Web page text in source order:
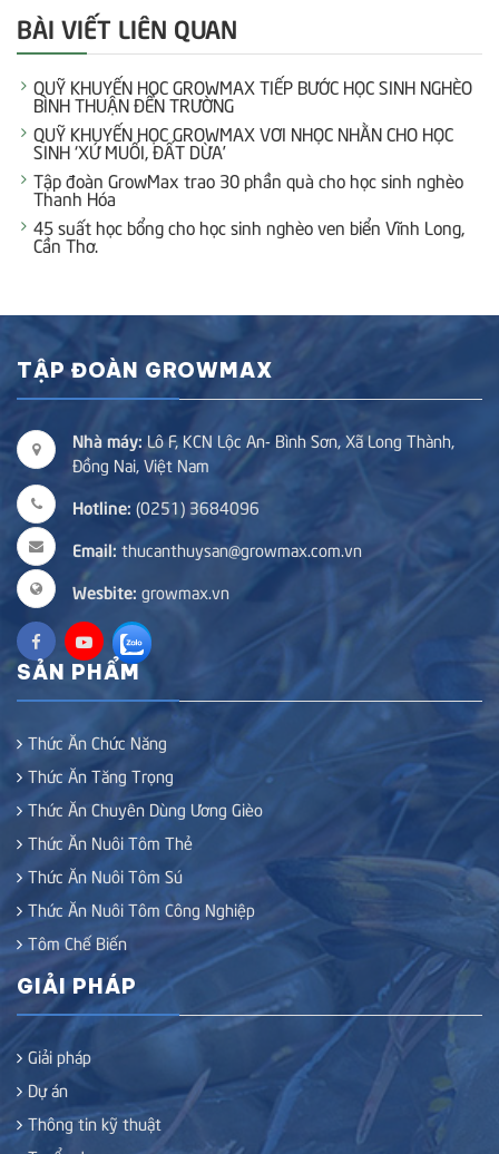
BÀI VIẾT LIÊN QUAN
QUỸ KHUYẾN HỌC GROWMAX TIẾP BƯỚC HỌC SINH NGHÈO
BÌNH THUẬN ĐẾN TRƯỜNG
QUỸ KHUYẾN HỌC GROWMAX VƠI NHỌC NHẰN CHO HỌC
SINH ‘XỨ MUỐI, ĐẤT DỪA’
Tập đoàn GrowMax trao 30 phần quà cho học sinh nghèo
Thanh Hóa
45 suất học bổng cho học sinh nghèo ven biển Vĩnh Long,
Cần Thơ.
TẬP ĐOÀN GROWMAX
Nhà máy: Lô F, KCN Lộc An- Bình Sơn, Xã Long Thành,
Đồng Nai, Việt Nam
Hotline: (0251) 3684096
Email: thucanthuysan@growmax.com.vn
Wesbite: growmax.vn
SẢN PHẨM
Thức Ăn Chức Năng
Thức Ăn Tăng Trọng
Thức Ăn Chuyên Dùng Ương Gièo
Thức Ăn Nuôi Tôm Thẻ
Thức Ăn Nuôi Tôm Sú
Thức Ăn Nuôi Tôm Công Nghiệp
Tôm Chế Biến
GIẢI PHÁP
Giải pháp
Dự án
Thông tin kỹ thuật